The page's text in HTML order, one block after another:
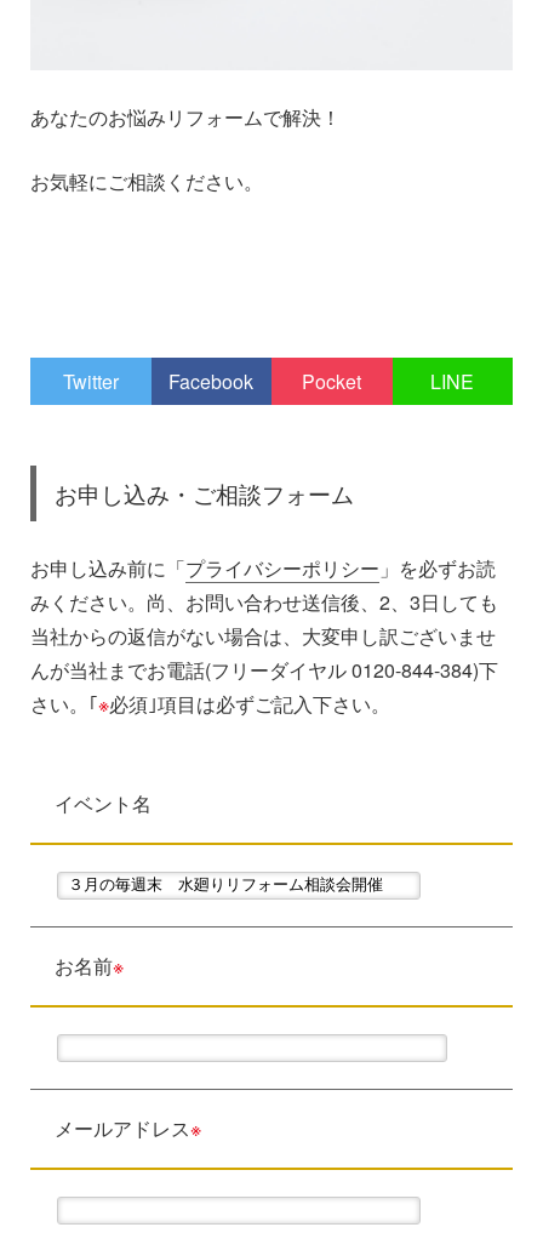
あなたのお悩みリフォームで解決！
お気軽にご相談ください。
Twitter Facebook Pocket LINE
お申し込み・ご相談フォーム
お申し込み前に「プライバシーポリシー 」を必ずお読
みください。尚、お問い合わせ送信後、2、3日しても
当社からの返信がない場合は、大変申し訳ございませ
んが当社までお電話(フリーダイヤル 0120-844-384)下
さい。｢※必須｣項目は必ずご記入下さい。
イベント名
お名前※
メールアドレス※